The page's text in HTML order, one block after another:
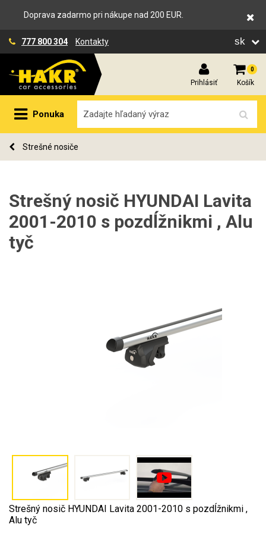
Doprava zadarmo pri nákupe nad 200 EUR.
777 800 304 Kontakty sk
Prihlásiť
0
Košík
Ponuka
Strešné nosiče
Strešný nosič HYUNDAI Lavita
2001-2010 s pozdĺžnikmi , Alu
tyč
Strešný nosič HYUNDAI Lavita 2001-2010 s pozdĺžnikmi ,
Alu tyč